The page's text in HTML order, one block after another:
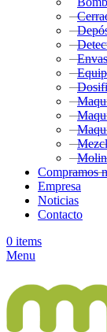
Compramos
Empresa
Noticias
Contacto
0 items
Menu